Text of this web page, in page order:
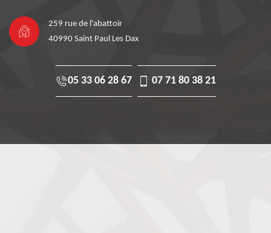
259 rue de l'abattoir
40990 Saint Paul Les Dax
05 33 06 28 67 07 71 80 38 21